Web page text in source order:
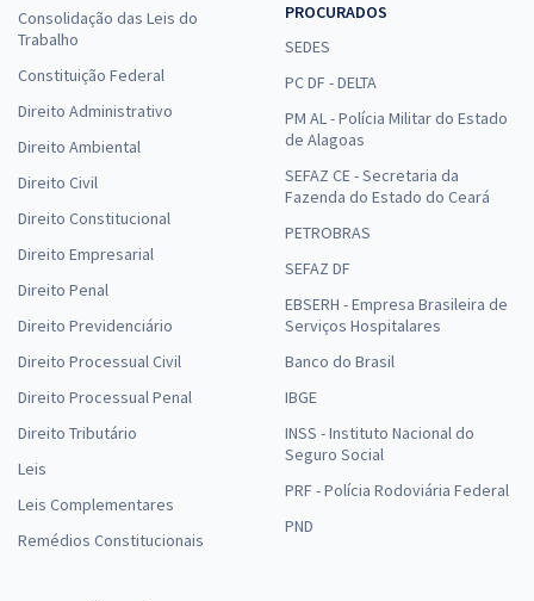
Consolidação das Leis do
Trabalho
Constituição Federal
Direito Administrativo
Direito Ambiental
Direito Civil
Direito Constitucional
Direito Empresarial
Direito Penal
Direito Previdenciário
Direito Processual Civil
Direito Processual Penal
Direito Tributário
Leis
Leis Complementares
Remédios Constitucionais
PROCURADOS
SEDES
PC DF - DELTA
PM AL - Polícia Militar do Estado
de Alagoas
SEFAZ CE - Secretaria da
Fazenda do Estado do Ceará
PETROBRAS
SEFAZ DF
EBSERH - Empresa Brasileira de
Serviços Hospitalares
Banco do Brasil
IBGE
INSS - Instituto Nacional do
Seguro Social
PRF - Polícia Rodoviária Federal
PND